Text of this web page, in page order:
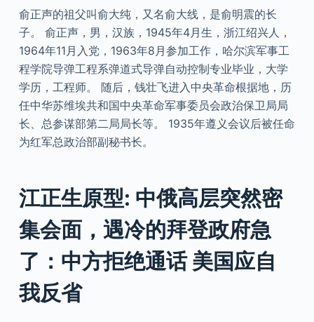
俞正声的祖父叫俞大纯，又名俞大线，是俞明震的长
子。 俞正声，男，汉族，1945年4月生，浙江绍兴人，
1964年11月入党，1963年8月参加工作，哈尔滨军事工
程学院导弹工程系弹道式导弹自动控制专业毕业，大学
学历，工程师。 随后，钱壮飞进入中央革命根据地，历
任中华苏维埃共和国中央革命军事委员会政治保卫局局
长、总参谋部第二局局长等。 1935年遵义会议后被任命
为红军总政治部副秘书长。
江正生原型: 中俄高层突然密
集会面，遇冷的拜登政府急
了：中方拒绝通话 美国应自
我反省